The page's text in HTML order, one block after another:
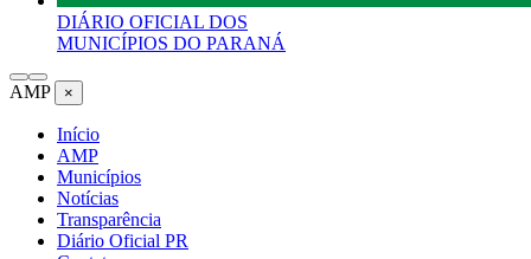
DIÁRIO OFICIAL DOS
MUNICÍPIOS DO PARANÁ
AMP ×
Início
AMP
Municípios
Notícias
Transparência
Diário Oficial PR